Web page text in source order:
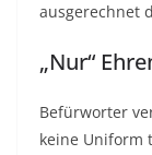
ausgerechnet
„Nur“
Befürworter
keine Uniform